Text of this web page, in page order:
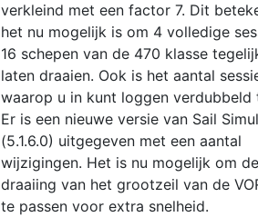
verkleind met een factor 7. Dit
het nu mogelijk is om 4 volledige
16 schepen van de 470 klasse
laten draaien. Ook is het aantal
waarop u in kunt loggen verdubbeld
Er is een nieuwe versie van Sail
(5.1.6.0) uitgegeven met een aantal
wijzigingen. Het is nu mogelijk om de
draaiing van het grootzeil van de
te passen voor extra snelheid.